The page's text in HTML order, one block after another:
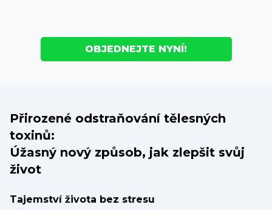
OBJEDNEJTE NYNÍ!
Přirozené odstraňování tělesných
toxinů:
Úžasný nový způsob, jak zlepšit svůj
život
Tajemství života bez stresu